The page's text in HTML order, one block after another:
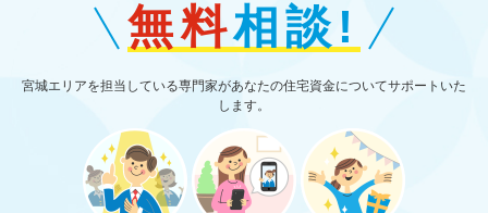
無料相談!
宮城エリアを担当している専門家があなたの住宅資金についてサポートいた
します。